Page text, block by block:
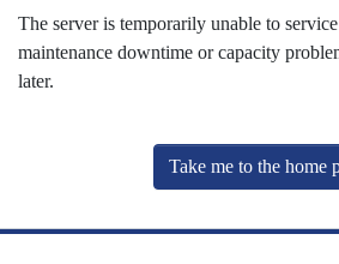
The server is temporarily unable to
maintenance downtime or capacity
later.
Take me to the home